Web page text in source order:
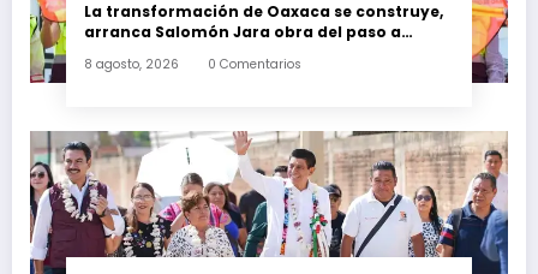
La transformación de Oaxaca se construye,
arranca Salomón Jara obra del paso a
kilómetro 184 + 300
8 agosto, 2026 0 Comentarios